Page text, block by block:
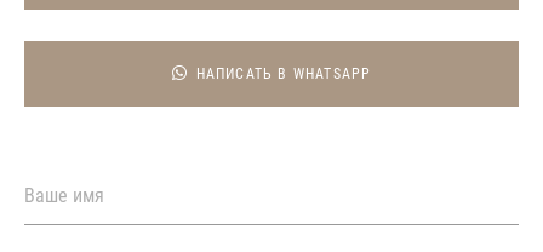
НАПИСАТЬ В WHATSAPP